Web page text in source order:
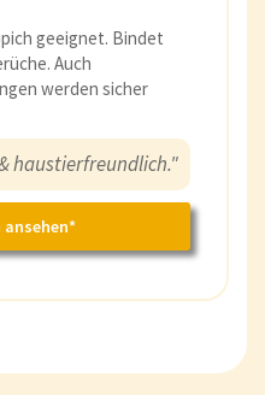
geeignet. Bindet
Auch
werden sicher
haustierfreundlich."
ansehen*